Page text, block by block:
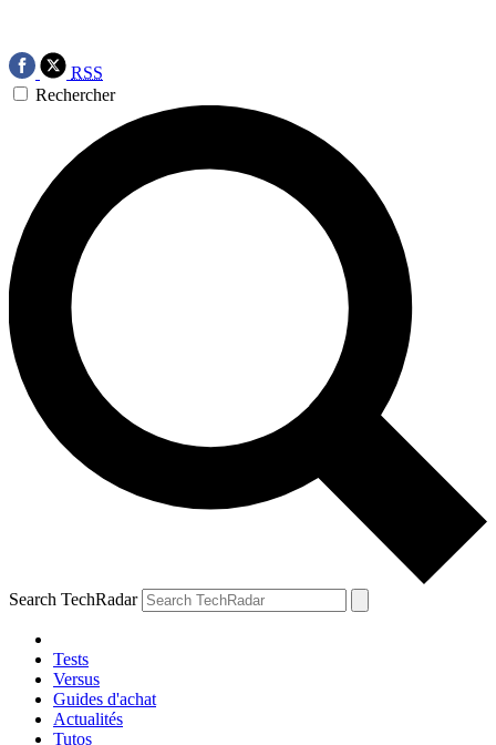
RSS
Rechercher
Search TechRadar
Tests
Versus
Guides d'achat
Actualités
Tutos